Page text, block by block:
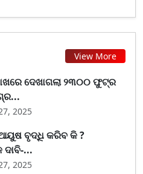
View More
ଦେଖାଗଲା ୨୩୦୦ ଫୁଟ୍‌ର
2025
ବୃଦ୍ଧି କରିବ କି ?
ଦାବି-...
2025